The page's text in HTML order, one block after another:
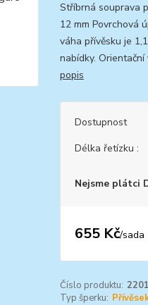
Stříbrná souprava
12 mm Povrchová
váha přívěsku je
nabídky.
popis
Dostupnost
Délka řetízku :
Nejsme plátci
655 Kč/sada
Číslo produktu:
Typ šperku: